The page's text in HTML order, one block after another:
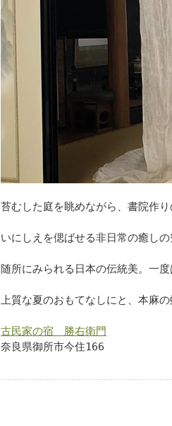
苔むした庭を眺めながら、書院作
いにしえを偲ばせる非日常の癒し
随所にみられる日本の伝統美。一
上質な夏のおもてなしにと、本麻
古民家の宿 勝右衛門
奈良県御所市今住166